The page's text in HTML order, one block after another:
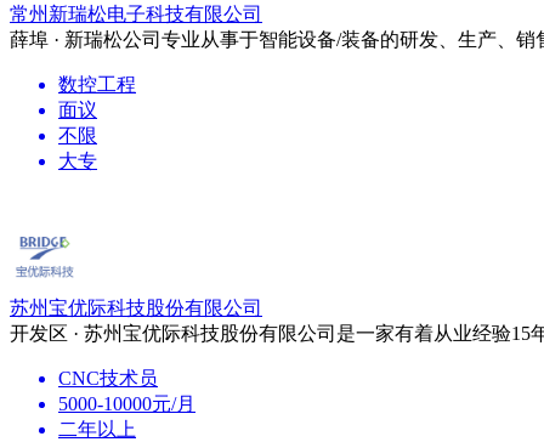
常州新瑞松电子科技有限公司
薛埠 · 新瑞松公司专业从事于智能设备/装备的研发、生产、销
数控工程
面议
不限
大专
苏州宝优际科技股份有限公司
开发区 · 苏州宝优际科技股份有限公司是一家有着从业经验15
CNC技术员
5000-10000元/月
二年以上